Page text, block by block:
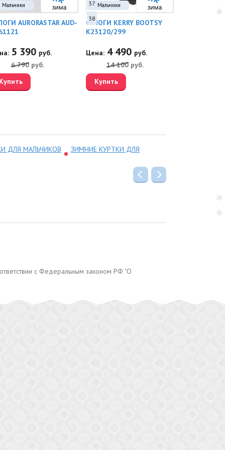
Мальчики
AURORASTAR AUD-
5 390 руб.
6 790 руб.
Купить
Мальчики
37
38
САПОГИ KERRY BOOTSY
K23120/299
Цена: 4 490 руб.
14 100 руб.
Купить
ДЛЯ МАЛЬЧИКОВ
ЗИМНИЕ КУРТКИ ДЛЯ
с Федеральным законом РФ "О